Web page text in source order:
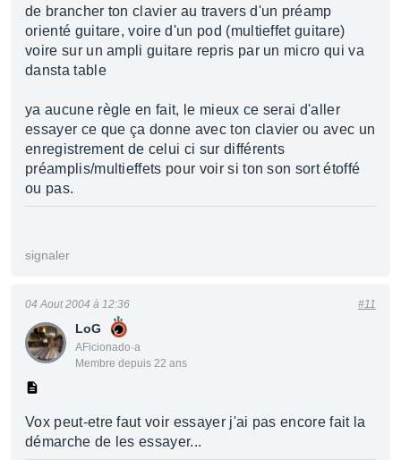
de brancher ton clavier au travers d'un préamp
orienté guitare, voire d'un pod (multieffet guitare)
voire sur un ampli guitare repris par un micro qui va
dansta table
ya aucune règle en fait, le mieux ce serai d'aller
essayer ce que ça donne avec ton clavier ou avec un
enregistrement de celui ci sur différents
préamplis/multieffets pour voir si ton son sort étoffé
ou pas.
signaler
LoG
AFicionado·a
Membre depuis 22 ans
04 Aout 2004 à 12:36 #11
Vox peut-etre faut voir essayer j'ai pas encore fait la
démarche de les essayer...